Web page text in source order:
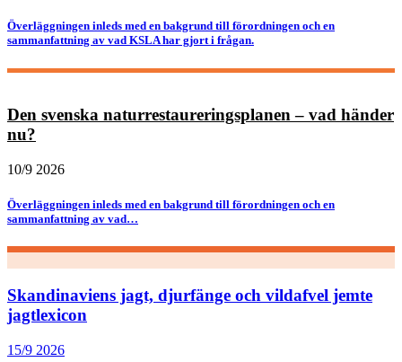
Överläggningen inleds med en bakgrund till förordningen och en
sammanfattning av vad KSLA har gjort i frågan.
Den svenska naturrestaureringsplanen – vad händer
nu?
10/9 2026
Överläggningen inleds med en bakgrund till förordningen och en
sammanfattning av vad…
Skandinaviens jagt, djurfänge och vildafvel jemte
jagtlexicon
15/9 2026